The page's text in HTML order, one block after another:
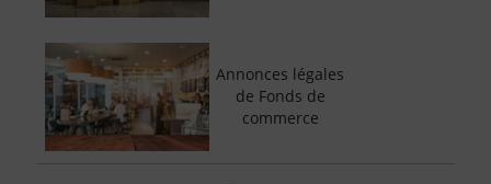
Annonces légales
de Fonds de
commerce